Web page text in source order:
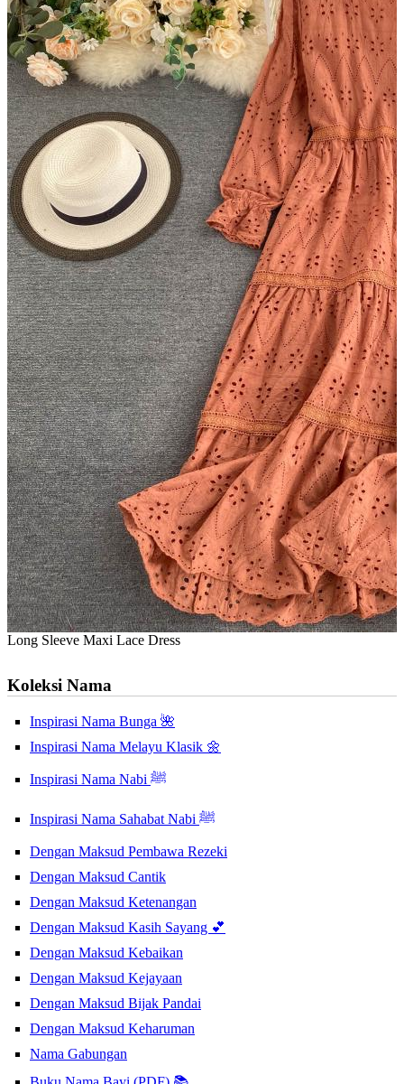
Long Sleeve Maxi Lace Dress
Koleksi Nama
Inspirasi Nama Bunga 🌺
Inspirasi Nama Melayu Klasik 🌼
Inspirasi Nama Nabi ﷺ
Inspirasi Nama Sahabat Nabi ﷺ
Dengan Maksud Pembawa Rezeki
Dengan Maksud Cantik
Dengan Maksud Ketenangan
Dengan Maksud Kasih Sayang 💕
Dengan Maksud Kebaikan
Dengan Maksud Kejayaan
Dengan Maksud Bijak Pandai
Dengan Maksud Keharuman
Nama Gabungan